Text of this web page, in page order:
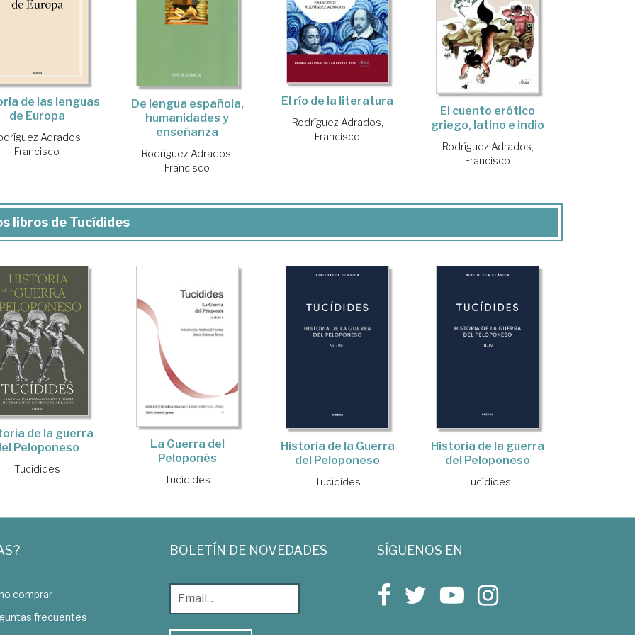
de las lenguas
de Europa
Adrados,
Francisco
De lengua española,
humanidades y
enseñanza
Rodríguez Adrados,
Francisco
El río de la literatura
Rodríguez Adrados,
Francisco
El cuento erótico
griego, latino e indio
Rodríguez Adrados,
Francisco
libros de Tucídides
de la guerra
Peloponeso
Tucídides
La Guerra del
Peloponés
Tucídides
Historia de la Guerra
del Peloponeso
Tucídides
Historia de la guerra
del Peloponeso
Tucídides
comprar
frecuentes
BOLETÍN DE NOVEDADES SÍGUENOS EN